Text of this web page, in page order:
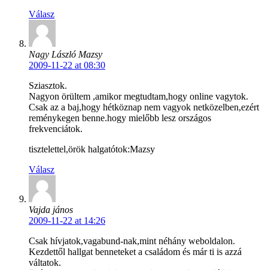
Válasz
Nagy László Mazsy
2009-11-22 at 08:30
Sziasztok.
Nagyon örültem ,amikor megtudtam,hogy online vagytok.
Csak az a baj,hogy hétköznap nem vagyok netközelben,ezért
reménykegen benne.hogy mielőbb lesz országos
frekvenciátok.
tisztelettel,örök halgatótok:Mazsy
Válasz
Vajda jános
2009-11-22 at 14:26
Csak hívjatok,vagabund-nak,mint néhány weboldalon.
Kezdettől hallgat benneteket a családom és már ti is azzá
váltatok.